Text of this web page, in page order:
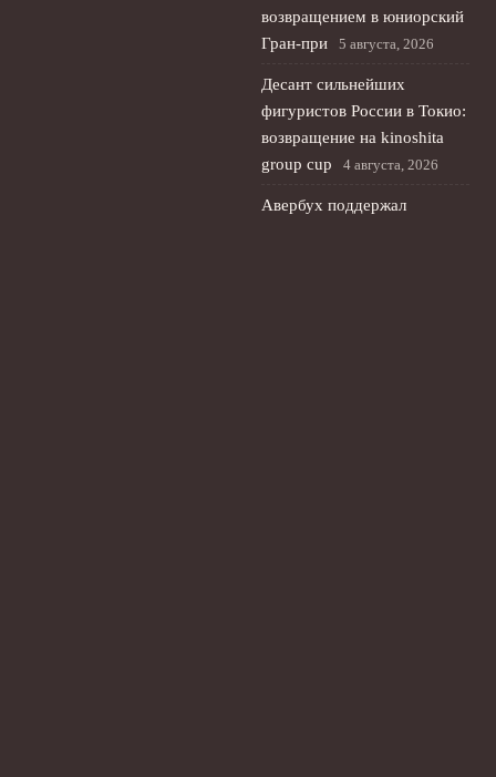
возвращением в юниорский
Гран-при
5 августа, 2026
Десант сильнейших
фигуристов России в Токио:
возвращение на kinoshita
group cup
4 августа, 2026
Авербух поддержал